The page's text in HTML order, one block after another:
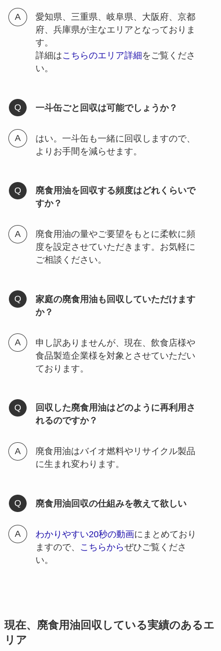
愛知県、三重県、岐阜県、大阪府、京都
府、兵庫県が主なエリアとなっておりま
す。
詳細はこちらのエリア詳細をご覧くださ
い。
一斗缶ごと回収は可能でしょうか？
はい。一斗缶も一緒に回収しますので、
よりお手間を減らせます。
廃食用油を回収する頻度はどれくらいで
すか？
廃食用油の量やご要望をもとに柔軟に頻
度を設定させていただきます。お気軽に
ご相談ください。
家庭の廃食用油も回収していただけます
か？
申し訳ありませんが、現在、飲食店様や
食品製造企業様を対象とさせていただい
ております。
回収した廃食用油はどのように再利用さ
れるのですか？
廃食用油はバイオ燃料やリサイクル製品
に生まれ変わります。
廃食用油回収の仕組みを教えて欲しい
わかりやすい20秒の動画にまとめており
ますので、
こちらからぜひご覧くださ
い。
現在、廃食用油回収している実績のあるエ
リア